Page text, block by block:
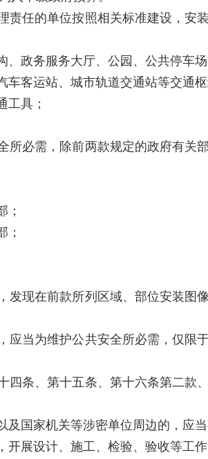
任的单位按照相关标准建设，安
政务服务大厅、公园、公共停车场
客运站、城市轨道交通站等交通枢
工具；
必需，除前两款规定的政府有关
；
；
现在前款所列区域、部位安装图
当为维护公共安全所必需，仅限
条、第十五条、第十六条第二款
国家机关等涉密单位周边的，应当
展设计、施工、检验、验收等工作